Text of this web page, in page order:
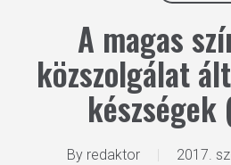
A magas
közszolgálat
készségek
By redaktor 2017.